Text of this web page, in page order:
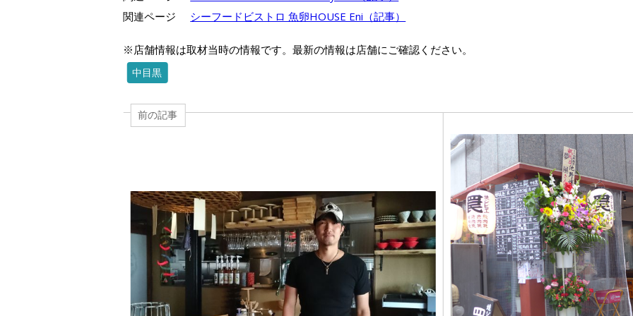
関連ページ
シーフードビストロ 魚卵HOUSE Eni（記事）
※店舗情報は取材当時の情報です。最新の情報は店舗にご確認ください。
中目黒
前の記事